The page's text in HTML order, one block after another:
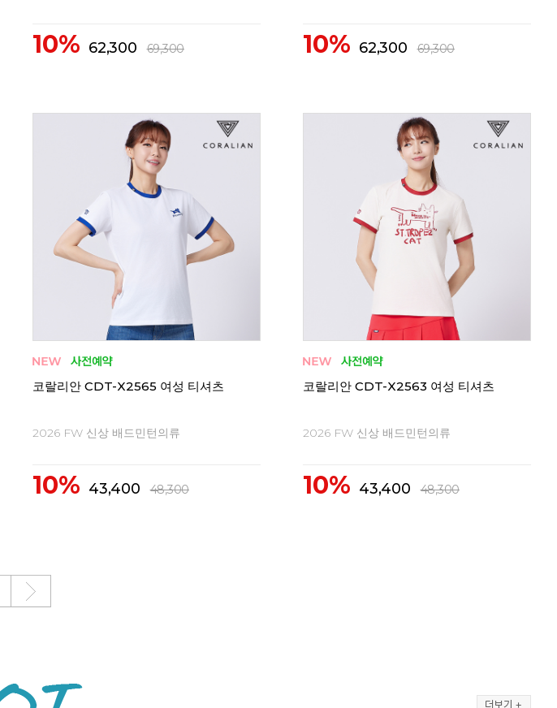
10% 62,300 69,300 10% 62,300 69,300
코랄리안 CDT-X2565 여성 티셔츠
2026 FW 신상 배드민턴의류
10% 43,400 48,300
코랄리안 CDT-X2563 여성 티셔츠
2026 FW 신상 배드민턴의류
10% 43,400 48,300